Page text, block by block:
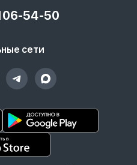
54-50
сети